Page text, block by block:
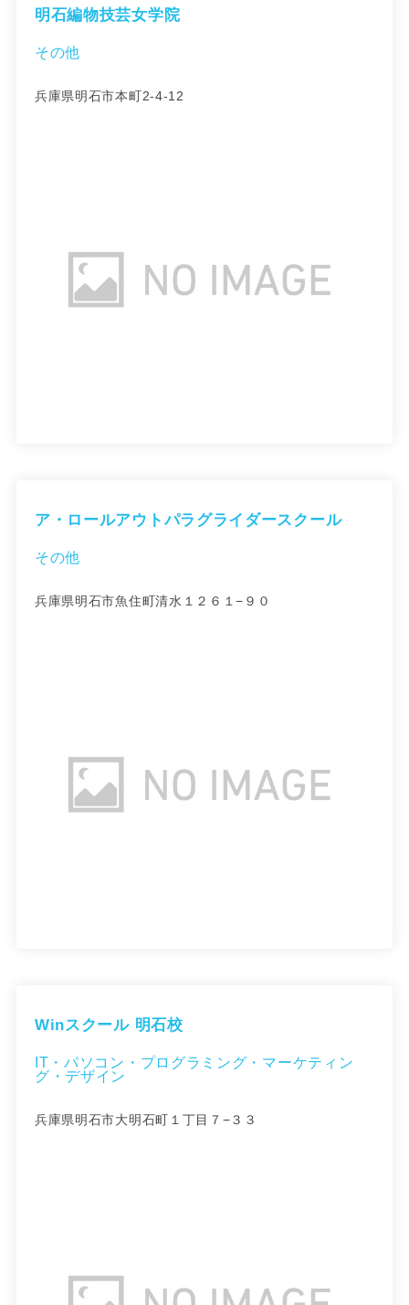
明石編物技芸女学院
その他
兵庫県明石市本町2-4-12
ア・ロールアウトパラグライダースクール
その他
兵庫県明石市魚住町清水１２６１−９０
Winスクール 明石校
IT・パソコン・プログラミング・マーケティン
グ・デザイン
兵庫県明石市大明石町１丁目７−３３